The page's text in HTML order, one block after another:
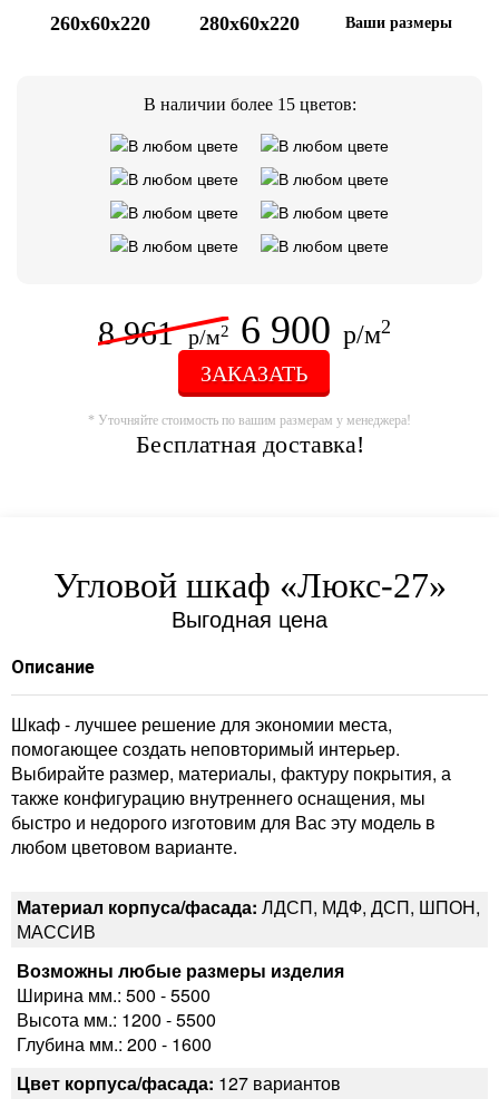
260x60x220
280x60x220 Ваши размеры
В наличии более 15 цветов:
8 961 р/м2 6 900 р/м2
ЗАКАЗАТЬ
* Уточняйте стоимость по вашим размерам у менеджера!
Бесплатная доставка!
Угловой шкаф «Люкс-27»
Выгодная цена
Описание
Шкаф - лучшее решение для экономии места,
помогающее создать неповторимый интерьер.
Выбирайте размер, материалы, фактуру покрытия, а
также конфигурацию внутреннего оснащения, мы
быстро и недорого изготовим для Вас эту модель в
любом цветовом варианте.
Материал корпуса/фасада: ЛДСП, МДФ, ДСП, ШПОН,
МАССИВ
Возможны любые размеры изделия
Ширина мм.: 500 - 5500
Высота мм.: 1200 - 5500
Глубина мм.: 200 - 1600
Цвет корпуса/фасада: 127 вариантов